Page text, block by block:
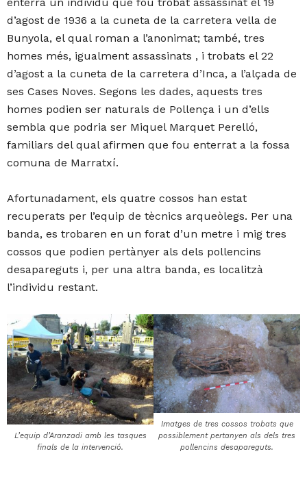
d’agost de 1936 a la cuneta de la carretera vella de
Bunyola, el qual roman a l’anonimat; també, tres
homes més, igualment assassinats , i trobats el 22
d’agost a la cuneta de la carretera d’Inca, a l’alçada de
ses Cases Noves. Segons les dades, aquests tres
homes podien ser naturals de Pollença i un d’ells
sembla que podria ser Miquel Marquet Perelló,
familiars del qual afirmen que fou enterrat a la fossa
comuna de Marratxí.
Afortunadament, els quatre cossos han estat
recuperats per l’equip de tècnics arqueòlegs. Per una
banda, es trobaren en un forat d’un metre i mig tres
cossos que podien pertànyer als dels pollencins
desapareguts i, per una altra banda, es localitzà
l’individu restant.
L’equip d’Aranzadi amb les tasques
finals de la intervenció.
Imatges de tres cossos trobats que
possiblement pertanyen als dels tres
pollencins desapareguts.